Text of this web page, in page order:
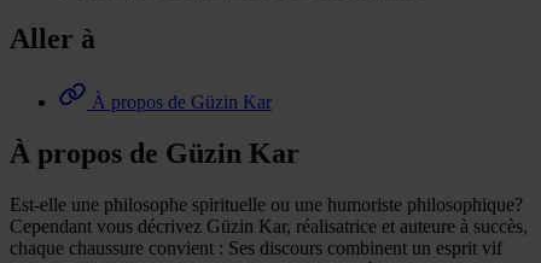
Aller à
À propos de Güzin Kar
À propos de Güzin Kar
Est-elle une philosophe spirituelle ou une humoriste philosophique?
Cependant vous décrivez Güzin Kar, réalisatrice et auteure à succès,
chaque chaussure convient : Ses discours combinent un esprit vif